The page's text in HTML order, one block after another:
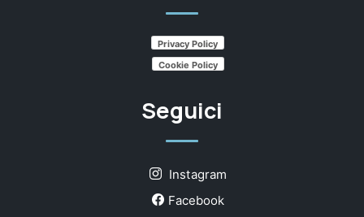
Privacy Policy
Cookie Policy
Seguici
Instagram
Facebook